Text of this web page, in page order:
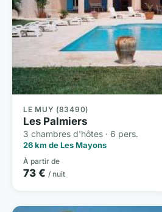
LE MUY (83490)
Les Palmiers
3 chambres d'hôtes · 6 pers.
26 km de Les Mayons
À partir de
73 € / nuit